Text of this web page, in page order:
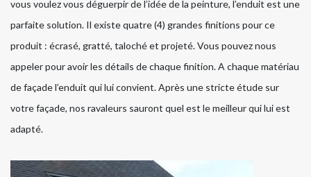
vous voulez vous déguerpir de l’idée de la peinture, l’enduit est une
parfaite solution. Il existe quatre (4) grandes finitions pour ce
produit : écrasé, gratté, taloché et projeté. Vous pouvez nous
appeler pour avoir les détails de chaque finition. A chaque matériau
de façade l’enduit qui lui convient. Après une stricte étude sur
votre façade, nos ravaleurs sauront quel est le meilleur qui lui est
adapté.